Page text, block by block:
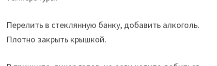
Перелить в стеклянную банку, добавить алкоголь.
Плотно закрыть крышкой.